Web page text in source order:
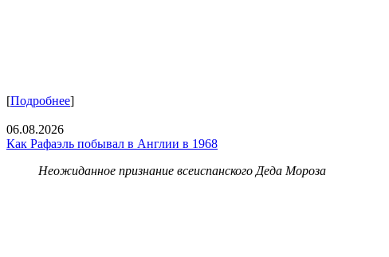
[Подробнее]
06.08.2026
Как Рафаэль побывал в Англии в 1968
Неожиданное признание всеиспанского Деда Мороза